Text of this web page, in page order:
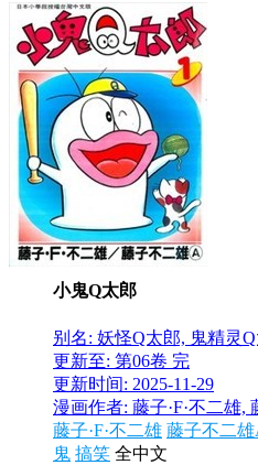
小鬼Q太郎
别名: 妖怪Q太郎, 鬼精灵
更新至: 第06卷 完
更新时间: 2025-11-29
漫画作者: 藤子·F·不二雄,
藤子·F·不二雄 藤子不二雄
鬼 搞笑 全中文